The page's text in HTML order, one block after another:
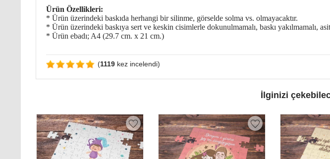
Ürün Özellikleri:
* Ürün üzerindeki baskıda herhangi bir silinme, görselde solma vs. olmayacaktır.
* Ürün üzerindeki baskıya sert ve keskin cisimlerle dokunulmamalı, baskı yakılmamalı,
* Ürün ebadı; A4 (29.7 cm. x 21 cm.)
(1119 kez incelendi)
İlginizi